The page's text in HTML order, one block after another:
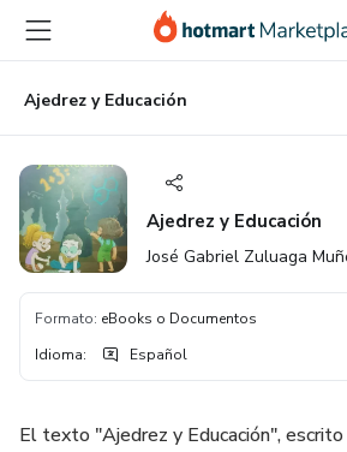
principal
página
de
página
Ajedrez y Educación
Ajedrez y Educación
José Gabriel Zuluaga
Formato: eBooks o Documentos
Idioma: Español
El texto "Ajedrez y Educación",